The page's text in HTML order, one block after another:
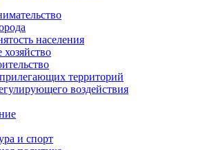
населения
хозяйство
территорий
воздействия
и спорт